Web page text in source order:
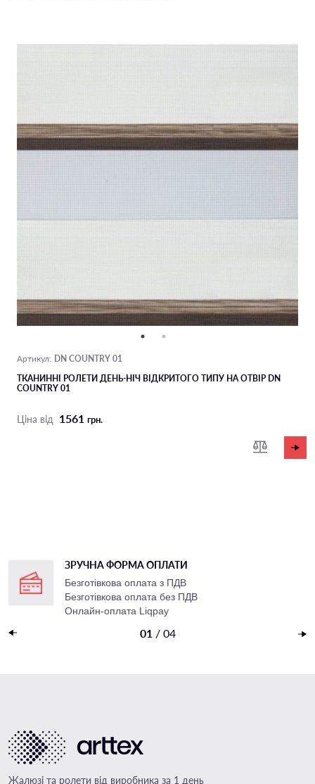
Артикул: DN COUNTRY 01
ТКАНИННІ РОЛЕТИ ДЕНЬ-НІЧ ВІДКРИТОГО ТИПУ НА ОТВІР DN
COUNTRY 01
Ціна від 1561 грн.
ЗРУЧНА ФОРМА ОПЛАТИ
Безготівкова оплата з ПДВ
Безготівкова оплата без ПДВ
Онлайн-оплата Liqpay
01 / 04
Жалюзі та ролети від виробника за 1 день